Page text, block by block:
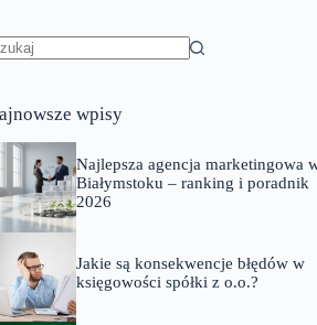
wpisy
Najlepsza agencja marketingowa
Białymstoku – ranking i poradnik
2026
Jakie są konsekwencje błędów w
księgowości spółki z o.o.?